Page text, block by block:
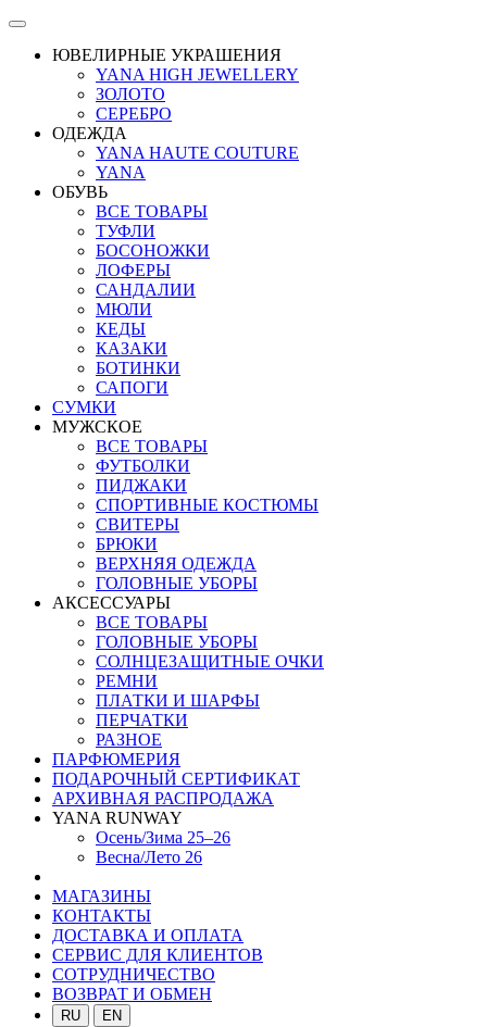
ЮВЕЛИРНЫЕ УКРАШЕНИЯ
YANA HIGH JEWELLERY
ЗОЛОТО
СЕРЕБРО
ОДЕЖДА
YANA HAUTE COUTURE
YANA
ОБУВЬ
ВСЕ ТОВАРЫ
ТУФЛИ
БОСОНОЖКИ
ЛОФЕРЫ
САНДАЛИИ
МЮЛИ
КЕДЫ
КАЗАКИ
БОТИНКИ
САПОГИ
СУМКИ
МУЖСКОЕ
ВСЕ ТОВАРЫ
ФУТБОЛКИ
ПИДЖАКИ
СПОРТИВНЫЕ КОСТЮМЫ
СВИТЕРЫ
БРЮКИ
ВЕРХНЯЯ ОДЕЖДА
ГОЛОВНЫЕ УБОРЫ
АКСЕССУАРЫ
ВСЕ ТОВАРЫ
ГОЛОВНЫЕ УБОРЫ
СОЛНЦЕЗАЩИТНЫЕ ОЧКИ
РЕМНИ
ПЛАТКИ И ШАРФЫ
ПЕРЧАТКИ
РАЗНОЕ
ПАРФЮМЕРИЯ
ПОДАРОЧНЫЙ СЕРТИФИКАТ
АРХИВНАЯ РАСПРОДАЖА
YANA RUNWAY
Осень/Зима 25–26
Весна/Лето 26
МАГАЗИНЫ
КОНТАКТЫ
ДОСТАВКА И ОПЛАТА
СЕРВИС ДЛЯ КЛИЕНТОВ
СОТРУДНИЧЕСТВО
ВОЗВРАТ И ОБМЕН
RU EN